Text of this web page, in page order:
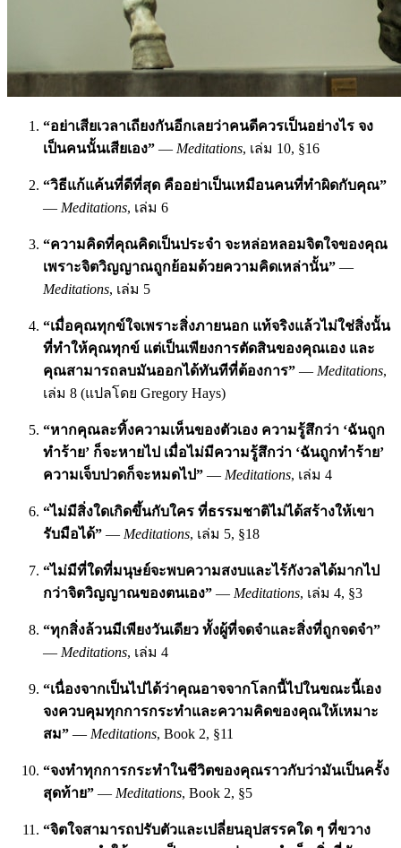
“อย่าเสียเวลาเถียงกันอีกเลยว่าคนดีควรเป็นอย่างไร จง
เป็นคนนั้นเสียเอง” — Meditations, เล่ม 10, §16
“วิธีแก้แค้นที่ดีที่สุด คืออย่าเป็นเหมือนคนที่ทำผิดกับคุณ”
— Meditations, เล่ม 6
“ความคิดที่คุณคิดเป็นประจำ จะหล่อหลอมจิตใจของคุณ
เพราะจิตวิญญาณถูกย้อมด้วยความคิดเหล่านั้น” —
Meditations, เล่ม 5
“เมื่อคุณทุกข์ใจเพราะสิ่งภายนอก แท้จริงแล้วไม่ใช่สิ่งนั้น
ที่ทำให้คุณทุกข์ แต่เป็นเพียงการตัดสินของคุณเอง และ
คุณสามารถลบมันออกได้ทันทีที่ต้องการ” — Meditations,
เล่ม 8 (แปลโดย Gregory Hays)
“หากคุณละทิ้งความเห็นของตัวเอง ความรู้สึกว่า ‘ฉันถูก
ทำร้าย’ ก็จะหายไป เมื่อไม่มีความรู้สึกว่า ‘ฉันถูกทำร้าย’
ความเจ็บปวดก็จะหมดไป” — Meditations, เล่ม 4
“ไม่มีสิ่งใดเกิดขึ้นกับใคร ที่ธรรมชาติไม่ได้สร้างให้เขา
รับมือได้” — Meditations, เล่ม 5, §18
“ไม่มีที่ใดที่มนุษย์จะพบความสงบและไร้กังวลได้มากไป
กว่าจิตวิญญาณของตนเอง” — Meditations, เล่ม 4, §3
“ทุกสิ่งล้วนมีเพียงวันเดียว ทั้งผู้ที่จดจำและสิ่งที่ถูกจดจำ”
— Meditations, เล่ม 4
“เนื่องจากเป็นไปได้ว่าคุณอาจจากโลกนี้ไปในขณะนี้เอง
จงควบคุมทุกการกระทำและความคิดของคุณให้เหมาะ
สม” — Meditations, Book 2, §11
“จงทำทุกการกระทำในชีวิตของคุณราวกับว่ามันเป็นครั้ง
สุดท้าย” — Meditations, Book 2, §5
“จิตใจสามารถปรับตัวและเปลี่ยนอุปสรรคใด ๆ ที่ขวาง